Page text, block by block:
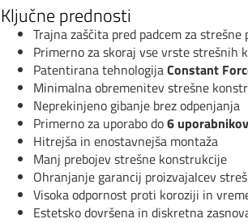
Ključne prednosti
Trajna zaščita pred padcem za strešne
Primerno za skoraj vse vrste strešnih
Patentirana tehnologijaConstant
Minimalna obremenitev strešne
Neprekinjeno gibanje brez odpenjanja
Primerno za uporabo do6
Hitrejša in enostavnejša montaža
Manj prebojev strešne konstrukcije
Ohranjanje garancij proizvajalcev
Visoka odpornost proti koroziji in
Estetsko dovršena in diskretna